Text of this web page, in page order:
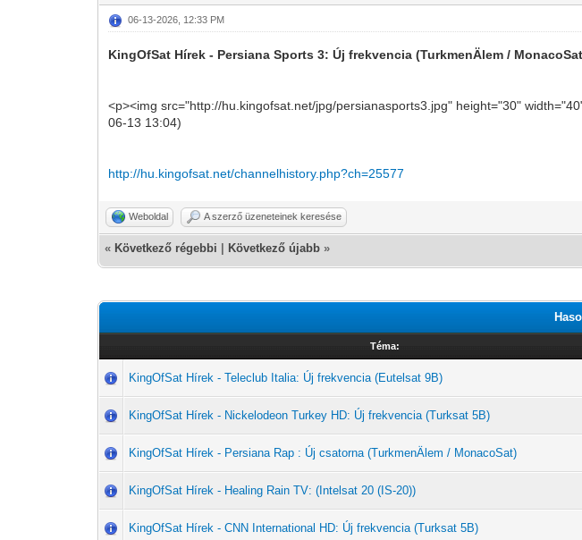
06-13-2026, 12:33 PM
KingOfSat Hírek - Persiana Sports 3: Új frekvencia (TurkmenÄlem /
<p><img src="http://hu.kingofsat.net/jpg/persianasports3.jpg" height="30"
06-13 13:04)
http://hu.kingofsat.net/channelhistory.php?ch=25577
Weboldal A szerző üzeneteinek keresése
« Következő régebbi Következő újabb »
Téma:
KingOfSat Hírek - Teleclub Italia: Új frekvencia (Eutelsat 9B)
KingOfSat Hírek - Nickelodeon Turkey HD: Új frekvencia (Turksat 5B)
KingOfSat Hírek - Persiana Rap : Új csatorna (TurkmenÄlem / MonacoSat)
KingOfSat Hírek - Healing Rain TV: (Intelsat 20 (IS-20))
KingOfSat Hírek - CNN International HD: Új frekvencia (Turksat 5B)